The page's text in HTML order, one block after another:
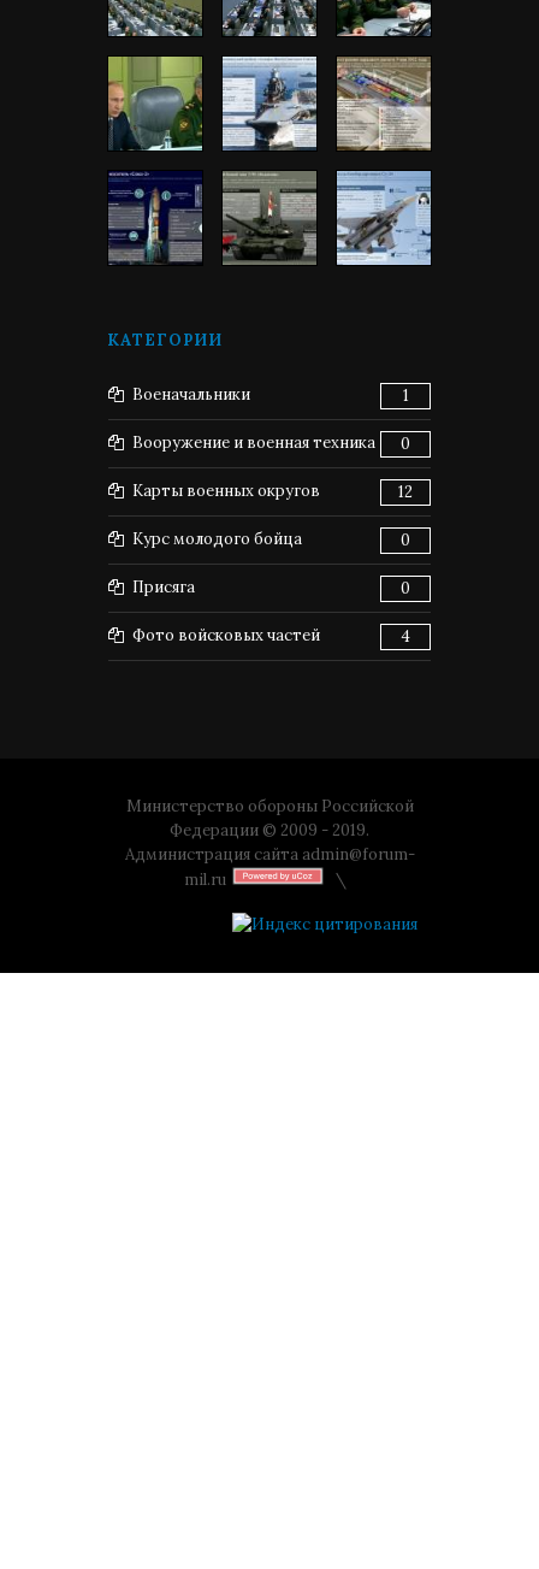
КАТЕГОРИИ
Военачальники 1
Вооружение и военная техника 0
Карты военных округов 12
Курс молодого бойца 0
Присяга 0
Фото войсковых частей 4
Министерство обороны Российской
Федерации © 2009 - 2019.
Администрация сайта admin@forum-
mil.ru